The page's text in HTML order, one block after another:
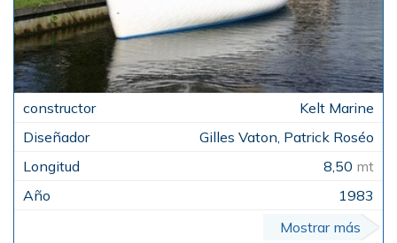
Kelt Marine
Gilles Vaton, Patrick Roséo
8,50 mt
1983
Mostrar más